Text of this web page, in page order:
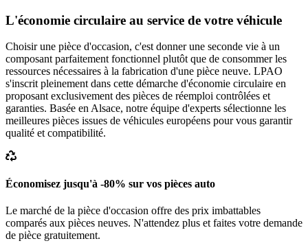
L'économie circulaire au service de votre véhicule
Choisir une pièce d'occasion, c'est donner une seconde vie à un
composant parfaitement fonctionnel plutôt que de consommer les
ressources nécessaires à la fabrication d'une pièce neuve. LPAO
s'inscrit pleinement dans cette démarche d'économie circulaire en
proposant exclusivement des pièces de réemploi contrôlées et
garanties. Basée en Alsace, notre équipe d'experts sélectionne les
meilleures pièces issues de véhicules européens pour vous garantir
qualité et compatibilité.
Économisez jusqu'à -80% sur vos pièces auto
Le marché de la pièce d'occasion offre des prix imbattables
comparés aux pièces neuves. N'attendez plus et faites votre demande
de pièce gratuitement.